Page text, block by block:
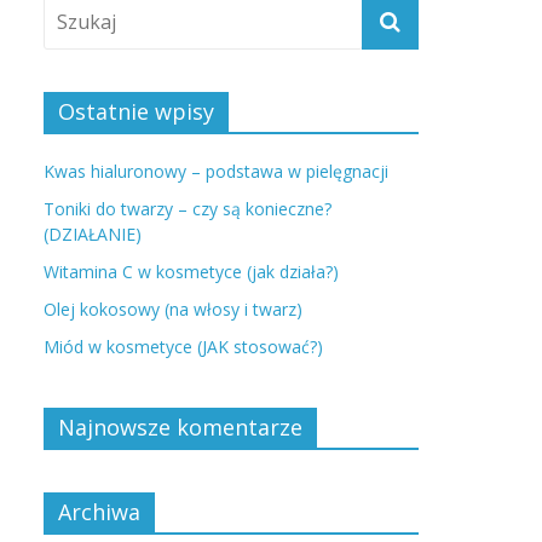
Ostatnie wpisy
Kwas hialuronowy – podstawa w pielęgnacji
Toniki do twarzy – czy są konieczne?
(DZIAŁANIE)
Witamina C w kosmetyce (jak działa?)
Olej kokosowy (na włosy i twarz)
Miód w kosmetyce (JAK stosować?)
Najnowsze komentarze
Archiwa